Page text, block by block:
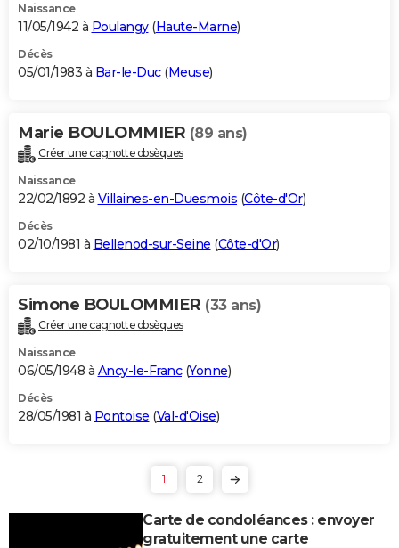
Naissance
11/05/1942 à Poulangy(Haute-Marne)
Décès
05/01/1983 à Bar-le-Duc(Meuse)
Marie BOULOMMIER (89 ans)
Créer une cagnotte obsèques
Naissance
22/02/1892 à Villaines-en-Duesmois (Côte-d'Or)
Décès
02/10/1981 à Bellenod-sur-Seine (Côte-d'Or)
Simone BOULOMMIER (33 ans)
Créer une cagnotte obsèques
Naissance
06/05/1948 à Ancy-le-Franc(Yonne)
Décès
28/05/1981 à Pontoise (Val-d'Oise)
1 2
Carte de condoléances : envoyer
gratuitement une carte